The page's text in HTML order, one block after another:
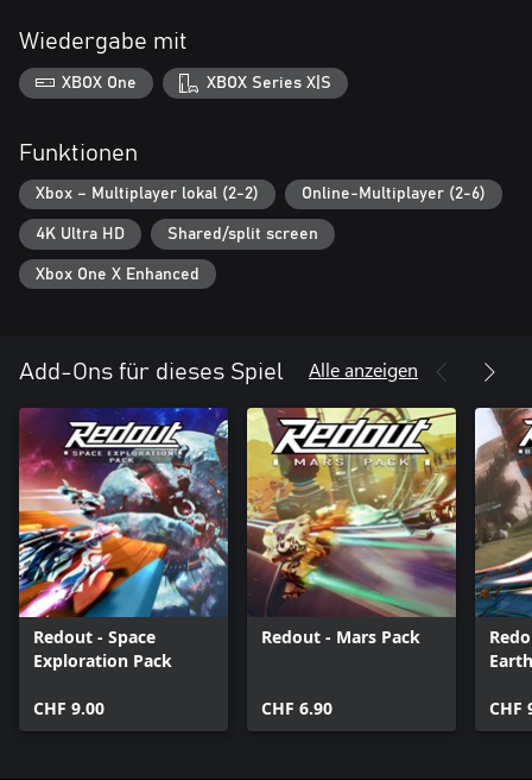
dich in der SRRL, der Solar Redout Racing League, zu beweisen?
Wiedergabe mit
XBOX One XBOX Series X|S
Funktionen
Xbox – Multiplayer lokal (2-2) Online-Multiplayer (2-6)
4K Ultra HD Shared/split screen
Xbox One X Enhanced
Add-Ons für dieses Spiel Alle anzeigen
Redout - Space
Exploration Pack
CHF 9.00
Redout - Mars Pack
CHF 6.90 CHF